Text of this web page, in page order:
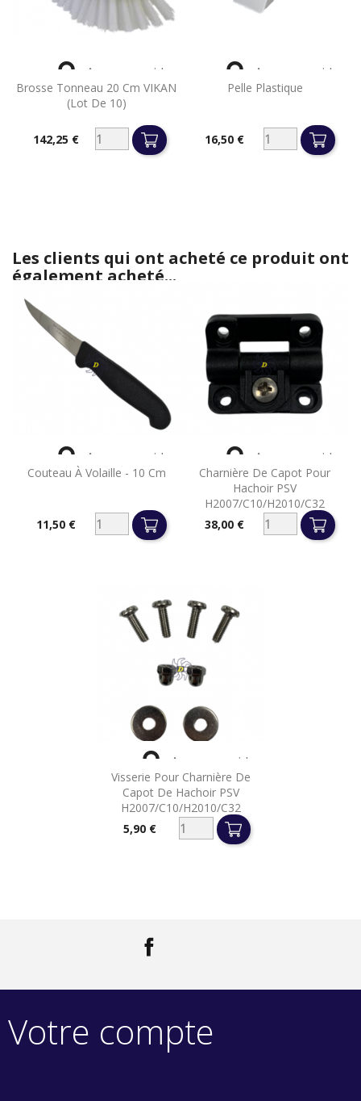
Brosse Tonneau 20 Cm VIKAN
(lot De 10)
Prix142,25 €
 Aperçu rapide
Pelle Plastique
16,50 €
 Aperçu rapide
Les clients qui ont acheté ce produit ont
également acheté...
Couteau À Volaille - 10 Cm
11,50 €
 Aperçu rapide
Charnière De Capot Pour
Hachoir PSV
H2007/C10/H2010/C32
Prix38,00 €
 Aperçu rapide
Visserie Pour Charnière De
Capot De Hachoir PSV
H2007/C10/H2010/C32
5,90 €
 Aperçu rapide
Votre compte